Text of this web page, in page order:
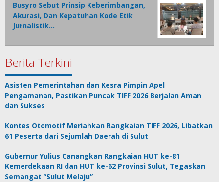
Busyro Sebut Prinsip Keberimbangan,
Akurasi, Dan Kepatuhan Kode Etik
Jurnalistik…
Berita Terkini
Asisten Pemerintahan dan Kesra Pimpin Apel
Pengamanan, Pastikan Puncak TIFF 2026 Berjalan Aman
dan Sukses
Kontes Otomotif Meriahkan Rangkaian TIFF 2026, Libatkan
61 Peserta dari Sejumlah Daerah di Sulut
Gubernur Yulius Canangkan Rangkaian HUT ke-81
Kemerdekaan RI dan HUT ke-62 Provinsi Sulut, Tegaskan
Semangat “Sulut Melaju”